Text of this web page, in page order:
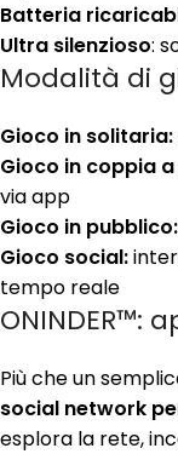
Batteria
Ultra silenzioso:
Modalità di
Gioco in solitaria:
Gioco in coppia
via app
Gioco in pubblico:
Gioco social:
tempo reale
ONINDER™:
Più che un
social network
esplora la rete,